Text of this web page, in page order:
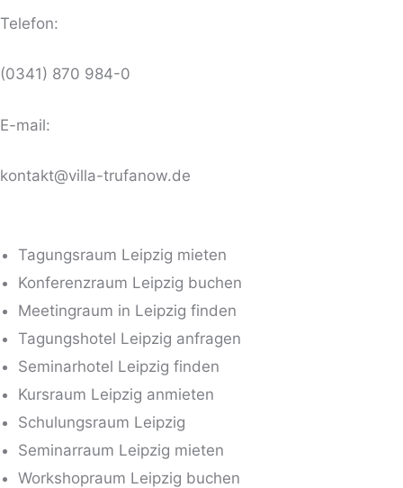
Telefon:
(0341) 870 984-0
E-mail:
kontakt@villa-trufanow.de
Tagungsraum Leipzig mieten
Konferenzraum Leipzig buchen
Meetingraum in Leipzig finden
Tagungshotel Leipzig anfragen
Seminarhotel Leipzig finden
Kursraum Leipzig anmieten
Schulungsraum Leipzig
Seminarraum Leipzig mieten
Workshopraum Leipzig buchen